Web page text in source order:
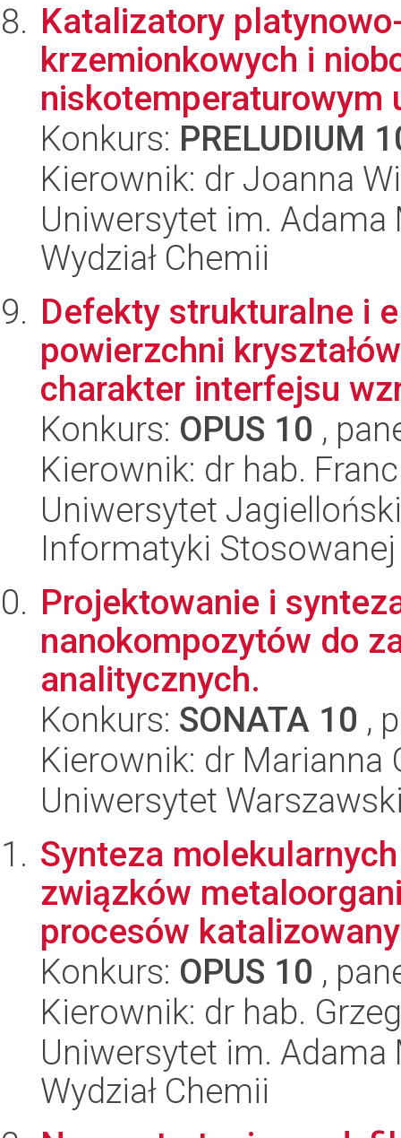
Katalizatory
krzemionkowych i
niskotemperaturowym
Konkurs: PRELUDIUM
Kierownik: dr Joanna
Uniwersytet im.
Wydział Chemii
Defekty strukturalne i
powierzchni
charakter interfejsu
Konkurs: OPUS 10 ,
Kierownik: dr hab.
Uniwersytet
Informatyki Stosowanej
Projektowanie i
nanokompozytów do
analitycznych.
Konkurs: SONATA 10 ,
Kierownik: dr Marianna
Uniwersytet
Synteza
związków
procesów
Konkurs: OPUS 10 ,
Kierownik: dr hab.
Uniwersytet im.
Wydział Chemii